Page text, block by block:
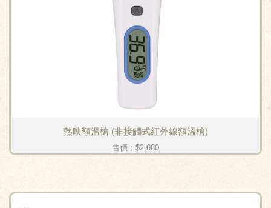
熱映額溫槍 (非接觸式紅外線額溫槍)
售價： $2,680